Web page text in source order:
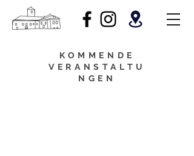
KOMMENDE
VERANSTALTU
NGEN